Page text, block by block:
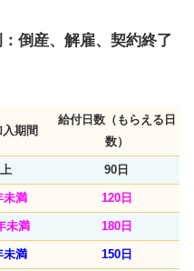
倒産、解雇、契約終了
期間
給付日数（もらえる日
数）
90日
未満 120日
未満 180日
未満 150日